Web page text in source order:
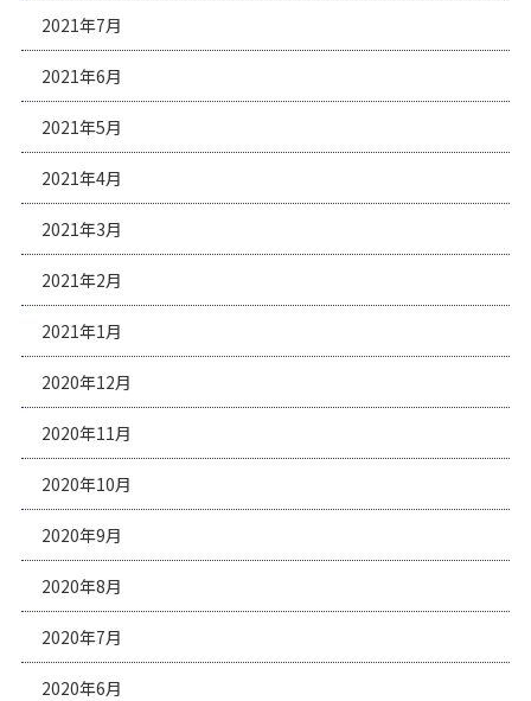
2021年7月
2021年6月
2021年5月
2021年4月
2021年3月
2021年2月
2021年1月
2020年12月
2020年11月
2020年10月
2020年9月
2020年8月
2020年7月
2020年6月